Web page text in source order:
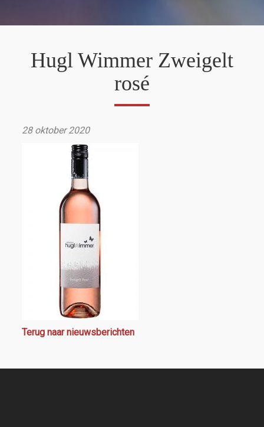
Hugl Wimmer Zweigelt
rosé
28 oktober 2020
Terug naar nieuwsberichten